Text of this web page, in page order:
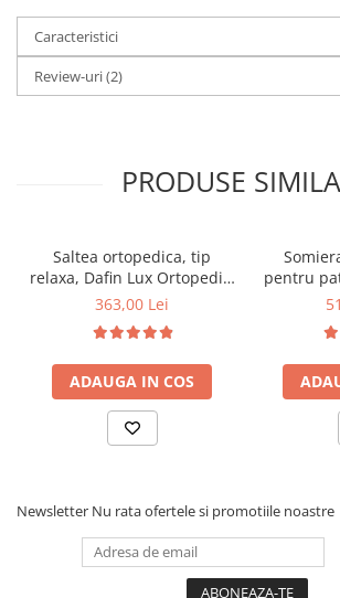
Caracteristici
Review-uri(2)
PRODUSE
Saltea ortopedica, tip
relaxa, Dafin Lux Ortopedic,
90x200x21cm, fermitate
tip Bonell, fata vara-iarna,
sistem de aerisire cu
butoni, Salt Confort
363,00 Lei
ADAUGA IN COS
pentru
6
Newsletter Nu rata ofertele si promotiile noastre